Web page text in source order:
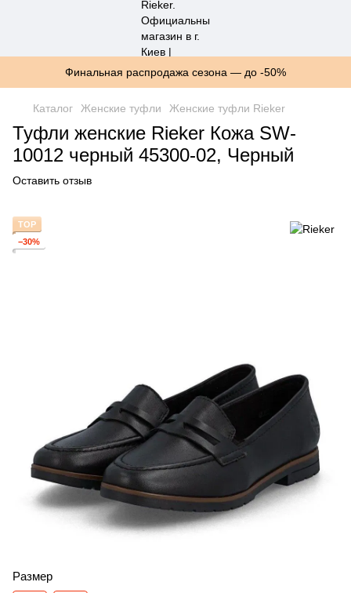
Финальная распродажа сезона — до -50%
Каталог Женские туфли Женские туфли Rieker
Туфли женские Rieker Кожа SW-
10012 черный 45300-02, Черный
Оставить отзыв
TOP
−30%
Размер